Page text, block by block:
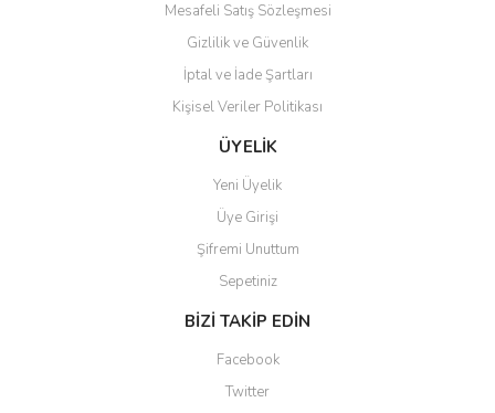
Gönder
Mesafeli Satış Sözleşmesi
Gizlilik ve Güvenlik
İptal ve İade Şartları
Kişisel Veriler Politikası
ÜYELİK
Yeni Üyelik
Üye Girişi
Şifremi Unuttum
Sepetiniz
BİZİ TAKİP EDİN
Facebook
Twitter